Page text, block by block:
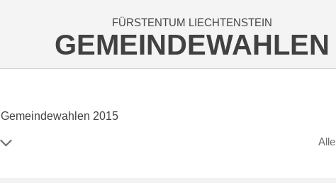
FÜRSTENTUM LIECHTENSTEIN
GEMEINDEWAHLEN
Gemeindewahlen 2015
Alle